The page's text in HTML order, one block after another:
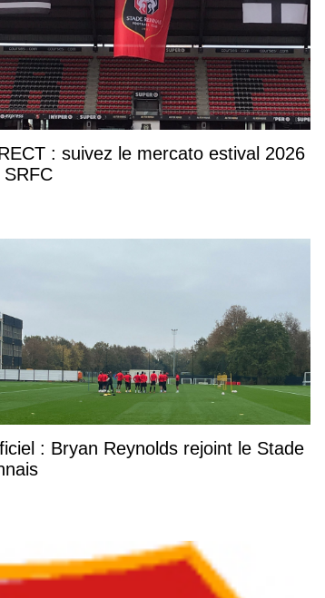
: suivez le mercato estival 2026
SRFC
: Bryan Reynolds rejoint le Stade